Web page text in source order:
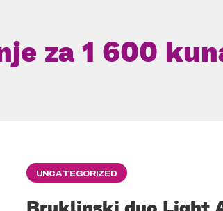
za 1 600
UNCATEGORIZED